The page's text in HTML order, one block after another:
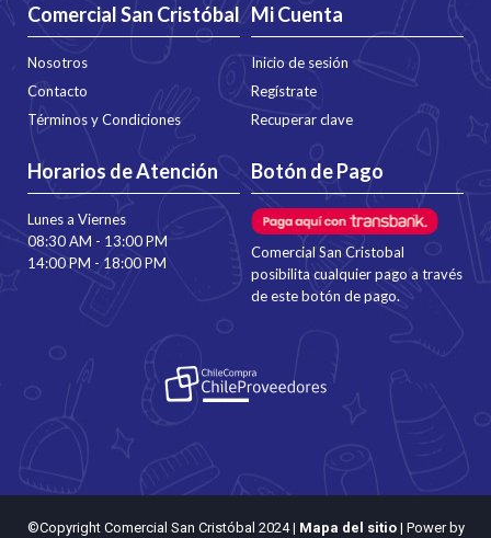
Comercial San Cristóbal
Nosotros
Contacto
Términos y Condiciones
Mi Cuenta
Inicio de sesión
Regístrate
Recuperar clave
Horarios de Atención
Lunes a Viernes
08:30 AM - 13:00 PM
14:00 PM - 18:00 PM
Botón de Pago
Comercial San Cristobal
posibilita cualquier pago a través
de este botón de pago.
©Copyright Comercial San Cristóbal 2024| Mapa del sitio| Power by